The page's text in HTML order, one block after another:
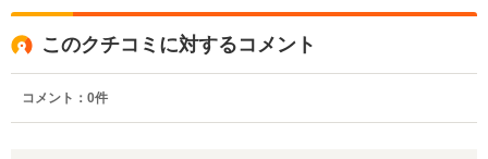
このクチコミに対するコメント
コメント： 0件